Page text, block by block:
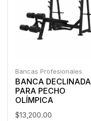
Bancas Profesionales
BANCA DECLINADA
PARA PECHO
OLÍMPICA
$13,200.00